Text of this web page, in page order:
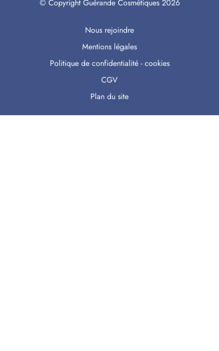
© Copyright Guérande Cosmétiques 2026
Nous rejoindre
Mentions légales
Politique de confidentialité - cookies
CGV
Plan du site